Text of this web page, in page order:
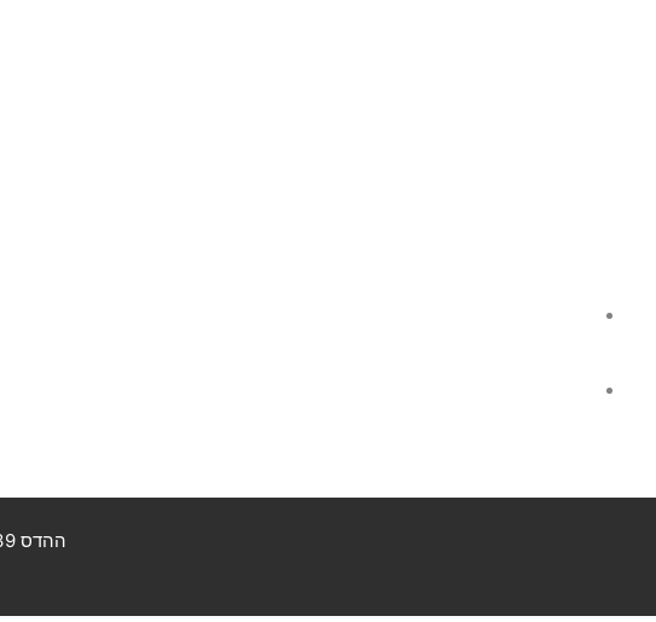
ההדס 39, אור עקיבא | 054-2553997 | yoni@zum.com